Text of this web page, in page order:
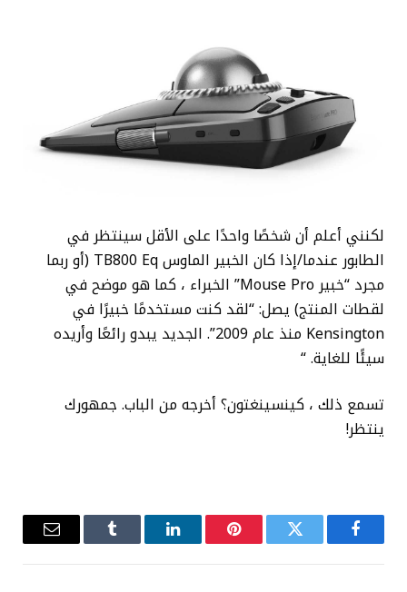
لكنني أعلم أن شخصًا واحدًا على الأقل سينتظر في
الطابور عندما/إذا كان الخبير الماوس TB800 Eq (أو ربما
مجرد “خبير Mouse Pro” الخبراء ، كما هو موضح في
لقطات المنتج) يصل: “لقد كنت مستخدمًا خبيرًا في
Kensington منذ عام 2009”. الجديد يبدو رائعًا وأريده
سيئًا للغاية. “
تسمع ذلك ، كينسينغتون؟ أخرجه من الباب. جمهورك
ينتظر!
فيسبوكتويتر بينتيريستلينكدإن Tumblrالبريد